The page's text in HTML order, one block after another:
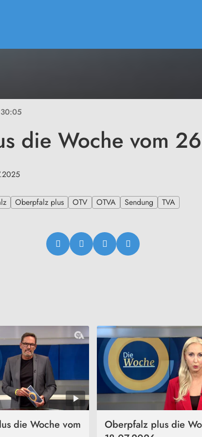
30:05
die Woche vom
Oberpfalz plus OTV OTVA Sendung TVA
die Woche vom
Oberpfalz plus die